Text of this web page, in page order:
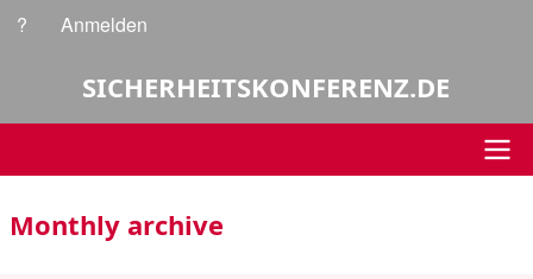
Direkt
Benutzermenü
? Anmelden
SICHERHEITSKONFERENZ.DE
Hauptnavigation
Monthly archive